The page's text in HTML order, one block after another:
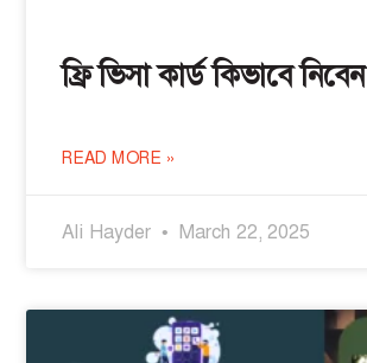
ফ্রি ভিসা কার্ড কিভাবে নিবেন
READ MORE »
Ali Hayder March 22, 2025